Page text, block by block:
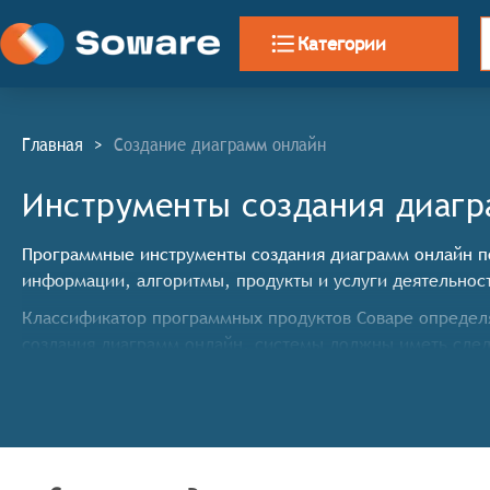
Категории
Главная > Создание диаграмм онлайн
Инструменты создания
Программные инструменты создания диаграмм
информации, алгоритмы, продукты и услуги
Классификатор программных продуктов Соваре
создания диаграмм онлайн, системы должны иметь
Поддержка различных типов диаграмм: